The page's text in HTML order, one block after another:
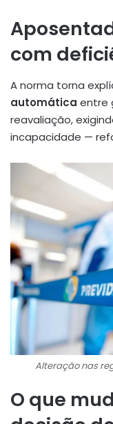
com
A norma torna
automática entre
reavaliação,
incapacidade —
Alteração nas
O que